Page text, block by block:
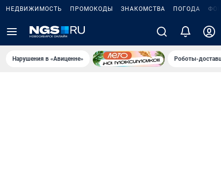
НЕДВИЖИМОСТЬ ПРОМОКОДЫ ЗНАКОМСТВА ПОГОДА
Нарушения в «Авиценне» Роботы-